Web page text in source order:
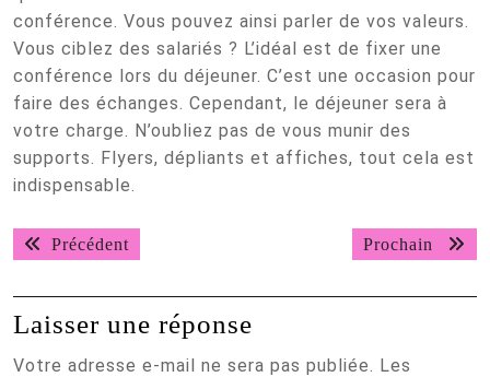
conférence. Vous pouvez ainsi parler de vos valeurs.
Vous ciblez des salariés ? L’idéal est de fixer une
conférence lors du déjeuner. C’est une occasion pour
faire des échanges. Cependant, le déjeuner sera à
votre charge. N’oubliez pas de vous munir des
supports. Flyers, dépliants et affiches, tout cela est
indispensable.
Navigation
de
l’article
Précédent Prochain
Laisser une réponse
Votre adresse e-mail ne sera pas publiée.
Les